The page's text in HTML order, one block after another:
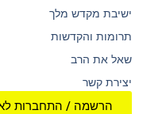
ישיבת מקדש מלך
תרומות והקדשות
שאל את הרב
יצירת קשר
הרשמה / התחברות לאתר